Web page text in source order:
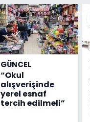
GÜNCEL
“Okul
alışverişinde
yerel esnaf
tercih edilmeli”